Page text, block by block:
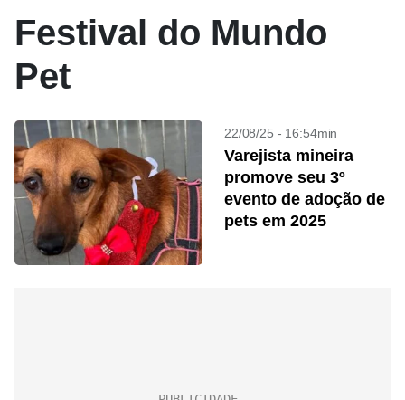
Festival do Mundo
Pet
22/08/25 - 16:54min
Varejista mineira
promove seu 3º
evento de adoção de
pets em 2025